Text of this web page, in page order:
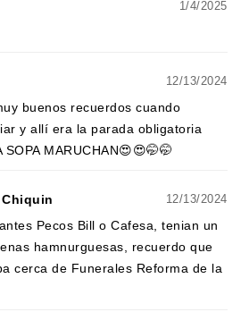
1/4/2025
12/13/2024
buenos recuerdos cuando
y allí era la parada obligatoria
MARUCHAN😍😍🤭🤭
12/13/2024
Pecos Bill o Cafesa, tenian un
hamnurguesas, recuerdo que
cerca de Funerales Reforma de la